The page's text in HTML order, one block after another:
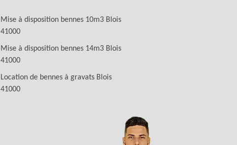
Mise à disposition bennes 10m3 Blois
41000
Mise à disposition bennes 14m3 Blois
41000
Location de bennes à gravats Blois
41000